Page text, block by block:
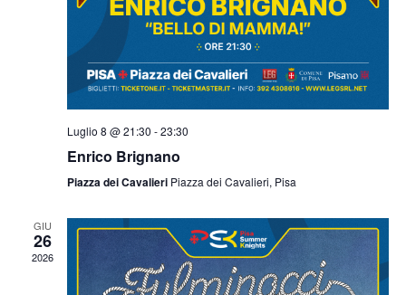
Luglio 8 @ 21:30 -23:30
Enrico Brignano
Piazza dei Cavalieri Piazza dei Cavalieri, Pisa
GIU
26
2026